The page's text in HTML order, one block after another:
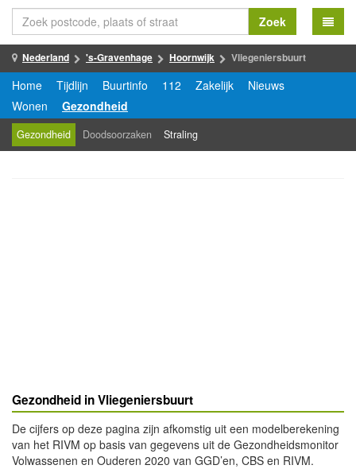
Zoek
Nederland 's-Gravenhage Hoornwijk Vliegeniersbuurt
Home Tijdlijn Buurtinfo 112 Zakelijk
Nieuws
Wonen
Gezondheid
Gezondheid Doodsoorzaken Straling
Gezondheid in Vliegeniersbuurt
De cijfers op deze pagina zijn afkomstig uit een modelberekening
van het RIVM op basis van gegevens uit de Gezondheidsmonitor
Volwassenen en Ouderen 2020 van GGD’en, CBS en RIVM.